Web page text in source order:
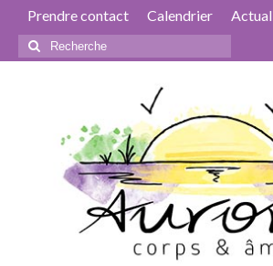
Prendre contact Calendrier
Rechercher
: